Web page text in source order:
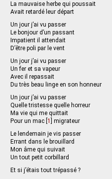
La mauvaise herbe qui poussait
Avait retardé leur départ
Un jour j’ai vu passer
Le bonjour d’un passant
Impatient il attendait
D’être poli par le vent
Un jour j’ai vu passer
Un fer et sa vapeur
Avec il repassait
Du très beau linge en son honneur
Un jour j’ai vu passer
Quelle tristesse quelle horreur
Ma vie qui me quittait
Pour un mac 1
migrateur
Le lendemain je vis passer
Errant dans le brouillard
Mon âme qui suivait
Un tout petit corbillard
Et si j’étais tout trépassé ?